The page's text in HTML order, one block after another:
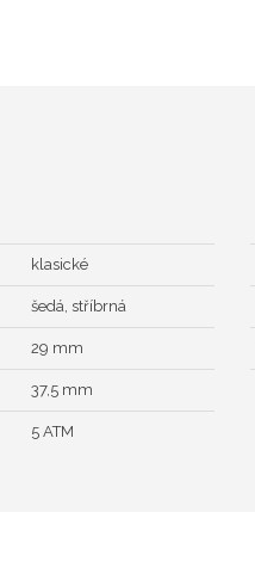
klasické
šedá, stříbrná
29 mm
37,5 mm
5 ATM